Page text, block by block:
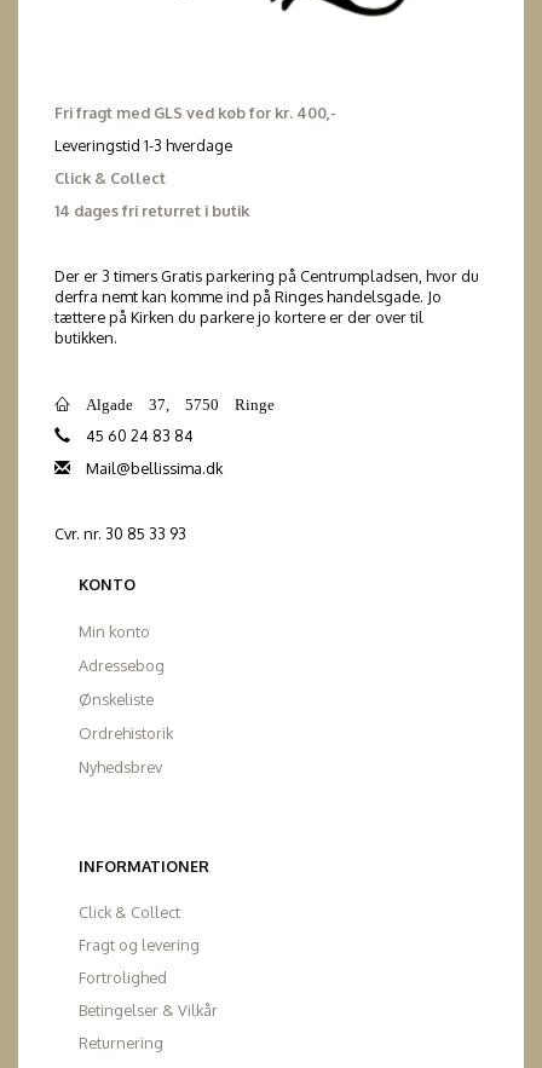
Fri fragt med GLS ved køb for kr. 400,-
Leveringstid 1-3 hverdage
Click & Collect
14 dages fri returret i butik
Der er 3 timers Gratis parkering på Centrumpladsen, hvor du
derfra nemt kan komme ind på Ringes handelsgade. Jo
tættere på Kirken du parkere jo kortere er der over til
butikken.
Algade 37, 5750 Ringe
45 60 24 83 84
Mail@bellissima.dk
Cvr. nr. 30 85 33 93
KONTO
Min konto
Adressebog
Ønskeliste
Ordrehistorik
Nyhedsbrev
INFORMATIONER
Click & Collect
Fragt og levering
Fortrolighed
Betingelser & Vilkår
Returnering